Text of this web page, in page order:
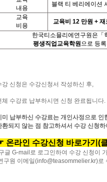
내용
블랙 티 베리에이션
교육
비용
교육비 12 만원 + 재
한국티소믈리에연구원은「
평생직업교육학원으로 등
강 신청은 수강신청서 작성하신 후,
체 수강료 납부하시면 신청 완료됩니다.
미 납부하신 수강료는 개인사정으로 인
환되지 않는 점 참고하셔서 수강 신청
온라인 수강신청 바로가기(
글 G-mail 로 로그인하여 수강 신청이
구원 이메일 (info@teasommelier.kr)로